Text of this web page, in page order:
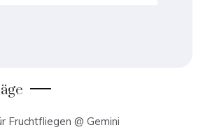
Fruchtfliegen @ Gemini